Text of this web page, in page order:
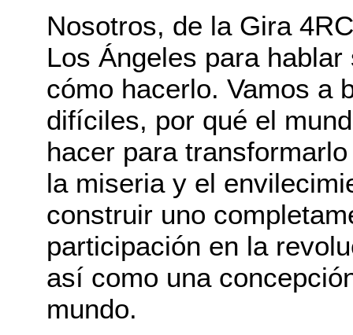
Nosotros, de la Gira
Los Ángeles para
cómo hacerlo. Vamos a
difíciles, por qué el
hacer para
la miseria y el
construir uno
participación en la
así como una
mundo.